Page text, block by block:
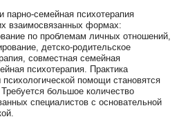
парно-семейная психотерапия
взаимосвязанных формах:
по проблемам личных отношений,
детско-родительское
совместная семейная
психотерапия. Практика
помощи становятся
большое количество
специалистов с основательной